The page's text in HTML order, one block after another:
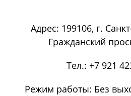
Адрес: 199106, г.
Гражданский
Тел.: +7 921
Режим работы: Без